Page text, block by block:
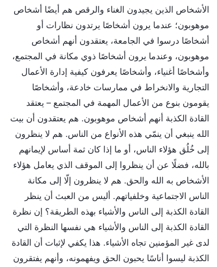
الأشخاص الذين يجيدون الغناء والرقص هم أيضًا أشخاص
موهوبون؛ عندما يرون أشخاصًا يرتدون نظارات أو
أشخاصًا درسوا في الجامعة، يعتقدون أنهم أشخاص
موهوبون، وعندما يرون أشخاصًا ذوي مكانة في المجتمع،
وأشخاصًا أغنياء، وأشخاصًا يعرفون كيفية إدارة الأعمال
التجارية والانخراط في ممارسات خادعة، وأشخاصًا
يقومون بنوع من الأعمال المهمة في المجتمع – يعتقد
القادة الكذبة أنهم أشخاص موهوبون. هم يعتقدون أن بيت
الله ينبغي أن ينمّي هذه الأنواع من الناس. هم لا ينظرون
إلى خُلُق هؤلاء الناس، أو ما إذا كان ثمة أساس لإيمانهم
بالله، فضلًا عن أن ينظروا إلى الموقف الذي يعامل هؤلاء
الأشخاص به الله والحق. هم لا ينظرون إلّا إلى مكانة
الناس الاجتماعية وخلفياتهم. أليس من العبث أن ينظر
القادة الكذبة إلى الناس والأشياء بهذه الطريقة؟ إن نظرة
القادة الكذبة إلى الناس والأشياء هي نفسها النظرة التي
لدى غير المؤمنين تجاه الأشياء. هذا يكفي لإثبات أن القادة
الكذبة ليسوا أناسًا يحبون الحق ويفهمونه، وأنهم يفتقرون